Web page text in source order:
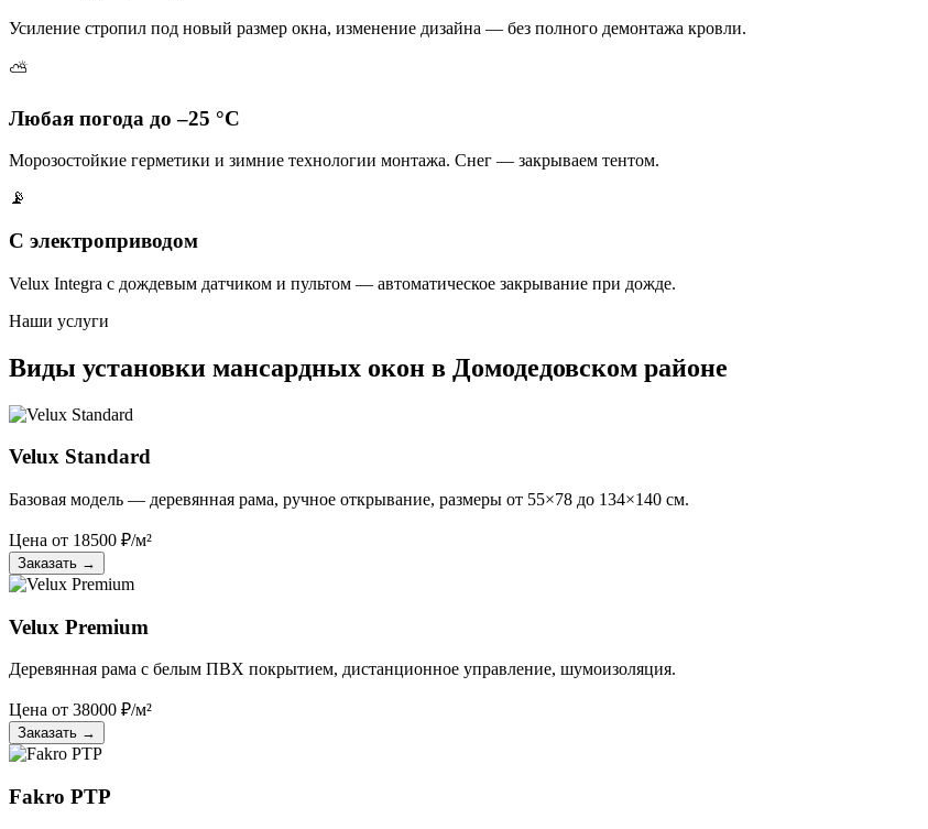
Усиление стропил под новый размер окна, изменение дизайна — без полного демонтажа кровли.
⛅
Любая погода до –25 °C
Морозостойкие герметики и зимние технологии монтажа. Снег — закрываем тентом.
📡
С электроприводом
Velux Integra с дождевым датчиком и пультом — автоматическое закрывание при дожде.
Наши услуги
Виды установки мансардных окон в Домодедовском районе
Velux Standard
Базовая модель — деревянная рама, ручное открывание, размеры от 55×78 до 134×140 см.
Цена от 18500 ₽/м²
Заказать →
Velux Premium
Деревянная рама с белым ПВХ покрытием, дистанционное управление, шумоизоляция.
Цена от 38000 ₽/м²
Заказать →
Fakro PTP